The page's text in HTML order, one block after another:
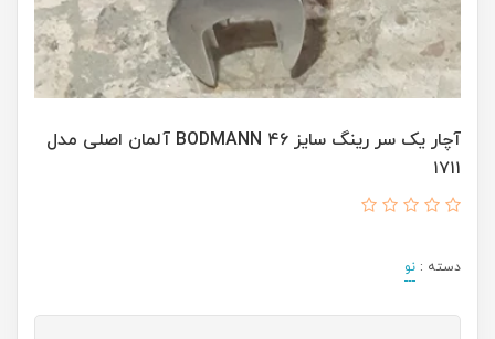
آچار یک سر رینگ سایز ۴۶ BODMANN آلمان اصلی مدل
۱۷۱۱
دسته : نو